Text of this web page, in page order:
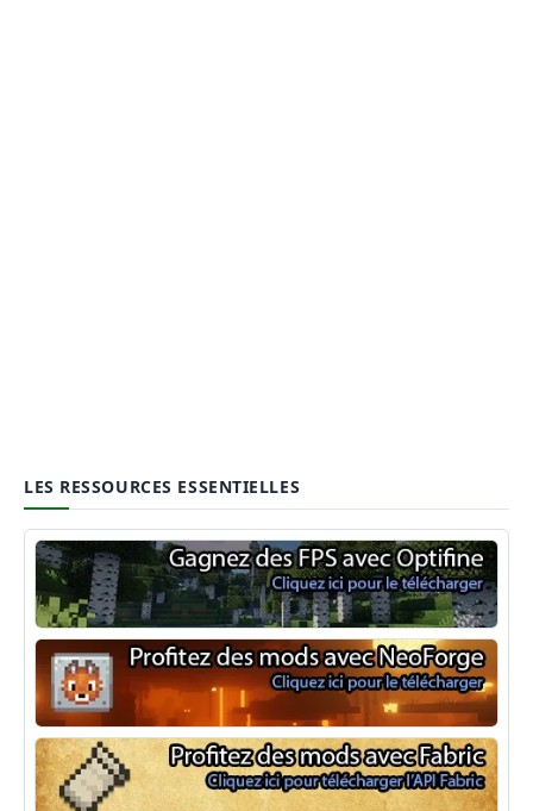
LES RESSOURCES ESSENTIELLES
Optifine
NeoForge